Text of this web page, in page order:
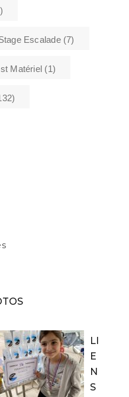
Escalade(7)
Matériel (1)
LI
E
N
S